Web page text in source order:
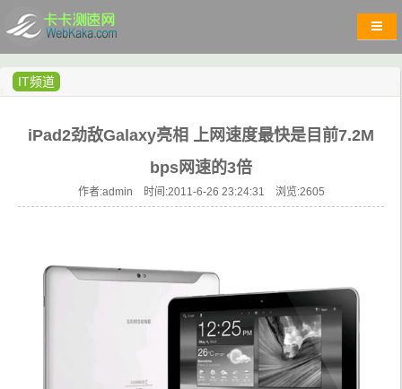
IT频道
iPad2劲敌Galaxy亮相 上网速度最快是目前7.2M
bps网速的3倍
作者:admin 时间:2011-6-26 23:24:31 浏览:2605